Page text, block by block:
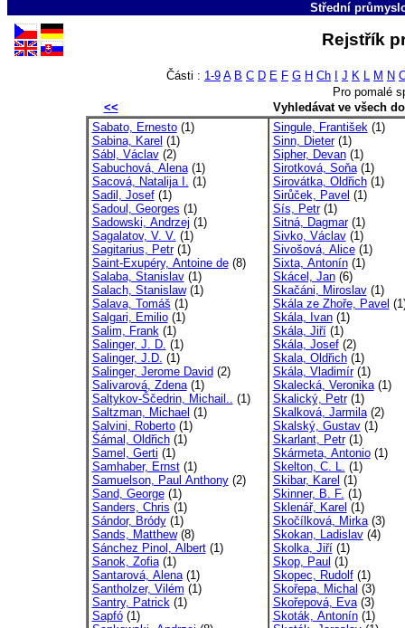
Střední
Rejstřík
Části : 1-9 A B C D E F G H Ch J K L M N
Pro pomalé
<<
Vyhledávat ve všech
Sabato, Ernesto(1)
Sabina, Karel (1)
Sábl, Václav(2)
Sabuchová, Alena(1)
Sacová, Natalija I. (1)
Sadil, Josef(1)
Sadoul, Georges (1)
Sadowski, Andrzej (1)
Sagalatov, V. V. (1)
Sagitarius, Petr(1)
Saint-Exupéry, Antoine de(8)
Salaba, Stanislav(1)
Salach, Stanislaw(1)
Salava, Tomáš (1)
Salgari, Emilio(1)
Salim, Frank(1)
Salinger, J. D. (1)
Salinger, J.D. (1)
Salinger, Jerome David (2)
Salivarová, Zdena(1)
Saltykov-Ščedrin, Michail.. (1)
Saltzman, Michael (1)
Salvini, Roberto(1)
Śámal, Oldřich(1)
Samel, Gerti (1)
Samhaber, Ernst(1)
Samuelson, Paul Anthony(2)
Sand, George(1)
Sanders, Chris (1)
Sándor, Bródy(1)
Sands, Matthew(8)
Sánchez Pinol, Albert(1)
Sanok, Zofia(1)
Santarová, Alena(1)
Santholzer, Vilém (1)
Santry, Patrick(1)
Sapfó(1)
Singule, František(1)
Sinn, Dieter(1)
Sipher, Devan(1)
Sirotková, Soňa(1)
Sirovátka, Oldřich(1)
Sirůček, Pavel (1)
Sís, Petr(1)
Sitná, Dagmar(1)
Sivko, Václav(1)
Sivošová, Alice(1)
Sixta, Antonín(1)
Skácel, Jan(6)
Skačáni, Miroslav(1)
Skála ze Zhoře, Pavel
Skála, Ivan(1)
Skála, Jiří(1)
Skála, Josef(2)
Skala, Oldřich(1)
Skála, Vladimír(1)
Skalecká, Veronika(1)
Skalický, Petr(1)
Skalková, Jarmila(2)
Skalský, Gustav(1)
Skarlant, Petr(1)
Skármeta, Antonio(1)
Skelton, C. L. (1)
Skibar, Karel (1)
Skinner, B. F. (1)
Sklenář, Karel (1)
Skočílková, Mirka(3)
Skokan, Ladislav(4)
Skolka, Jiří(1)
Skop, Paul (1)
Skopec, Rudolf(1)
Skořepa, Michal (3)
Skořepová, Eva(3)
Skoták, Antonín(1)